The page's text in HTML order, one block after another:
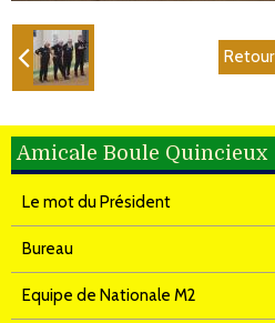
Retour
Amicale Boule Quincieux
Le mot du Président
Bureau
Equipe de Nationale M2